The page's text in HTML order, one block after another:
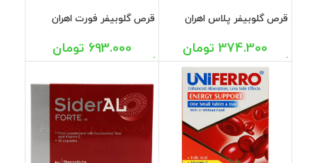
قرص گلوبیفر پلاس اهران
374.300 تومان
قرص گلوبیفر فورت اهران
693.000 تومان